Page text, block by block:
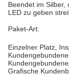
Beendet im Silber,
LED zu geben
Paket-Art:
Einzelner Platz,
Grafische